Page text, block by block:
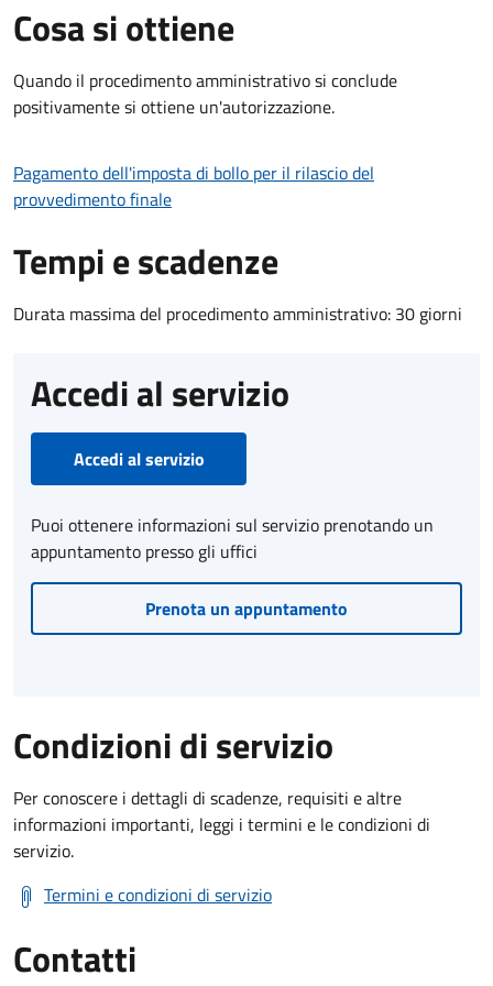
Cosa si ottiene
Quando il procedimento amministrativo si conclude
positivamente si ottiene un'autorizzazione.
Pagamento dell'imposta di bollo per il rilascio del
provvedimento finale
Tempi e scadenze
Durata massima del procedimento amministrativo: 30 giorni
Accedi al servizio
Accedi al servizio
Puoi ottenere informazioni sul servizio prenotando un
appuntamento presso gli uffici
Prenota un appuntamento
Condizioni di servizio
Per conoscere i dettagli di scadenze, requisiti e altre
informazioni importanti, leggi i termini e le condizioni di
servizio.
Termini e condizioni di servizio
Contatti